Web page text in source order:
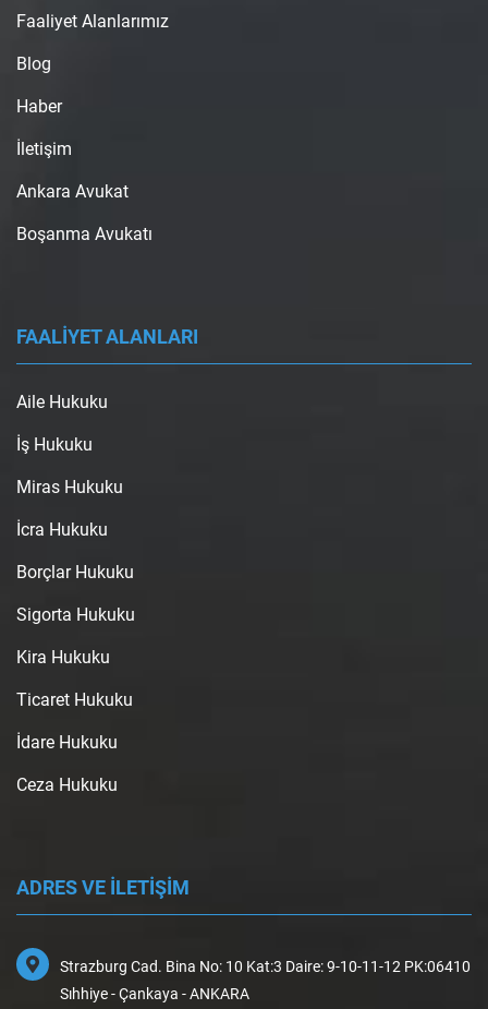
Faaliyet Alanlarımız
Blog
Haber
İletişim
Ankara Avukat
Boşanma Avukatı
FAALİYET ALANLARI
Aile Hukuku
İş Hukuku
Miras Hukuku
İcra Hukuku
Borçlar Hukuku
Sigorta Hukuku
Kira Hukuku
Ticaret Hukuku
İdare Hukuku
Ceza Hukuku
ADRES VE İLETİŞİM
Strazburg Cad. Bina No: 10 Kat:3 Daire: 9-10-11-12 PK:06410
Sıhhiye - Çankaya - ANKARA